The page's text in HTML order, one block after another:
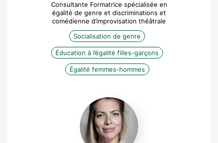
Consultante Formatrice spécialisée en
égalité de genre et discriminations et
comédienne d’improvisation théâtrale
Socialisation de genre
Éducation à l’égalité filles-garçons
Égalité femmes-hommes
Gaëlle
Marinthe